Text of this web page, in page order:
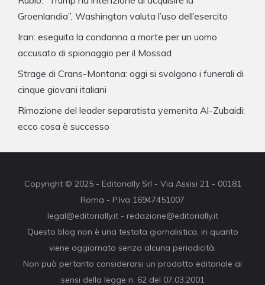
Groenlandia”, Washington valuta l’uso dell’esercito
Iran: eseguita la condanna a morte per un uomo
accusato di spionaggio per il Mossad
Strage di Crans-Montana: oggi si svolgono i funerali di
cinque giovani italiani
Rimozione del leader separatista yemenita Al-Zubaidi:
ecco cosa è successo
Copyright © 2025 - Editorially Srl - Via Assisi 21 - 00181
Roma - P.Iva 16947451007
legal@editorially.it - redazione@editorially.it
Questo blog non è una testata giornalistica, in quanto
viene aggiornato senza alcuna periodicità.
Non può pertanto considerarsi un prodotto editoriale ai
sensi della legge n. 62 del 07.03.2001